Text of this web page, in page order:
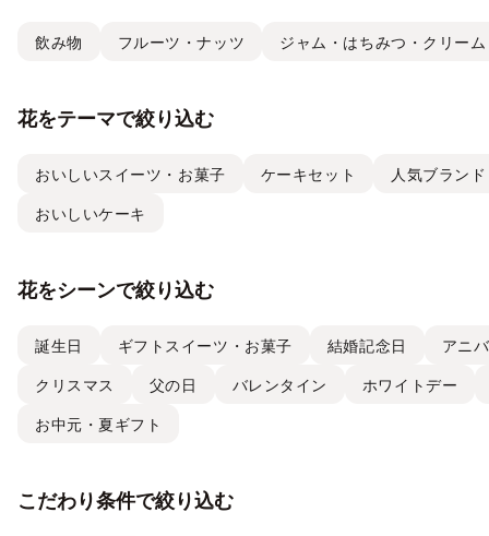
飲み物 フルーツ・ナッツ ジャム・はちみつ・クリーム
花をテーマで絞り込む
おいしいスイーツ・お菓子 ケーキセット 人気ブランド
おいしいケーキ
花をシーンで絞り込む
誕生日 ギフトスイーツ・お菓子 結婚記念日 アニ
クリスマス 父の日 バレンタイン ホワイトデー
お中元・夏ギフト
こだわり条件で絞り込む